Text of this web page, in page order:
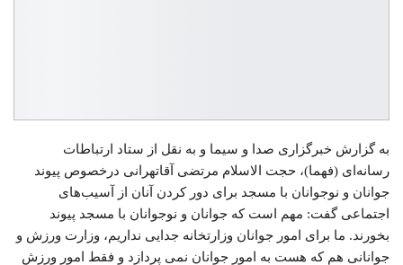
به گزارش خبرگزاری صدا و سیما و به نقل از ستاد ارتباطات
رسانه‌ای (فهما)، حجت الاسلام مرتضی آقاتهرانی درخصوص پیوند
جوانان و نوجوانان با مسجد برای دور کردن آنان از آسیب‌های
اجتماعی گفت: مهم است که جوانان و نوجوانان با مسجد پیوند
بخورند. ما برای امور جوانان وزارتخانه جدایی نداریم، وزارت ورزش و
جوانانی هم که هست به امور جوانان نمی‌ پردازد و فقط امور ورزش